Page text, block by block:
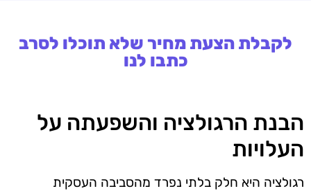
לקבלת הצעת מחיר שלא תוכלו לסרב
כתבו לנו
הבנת הרגולציה והשפעתה על
העלויות
רגולציה היא חלק בלתי נפרד מהסביבה העסקית